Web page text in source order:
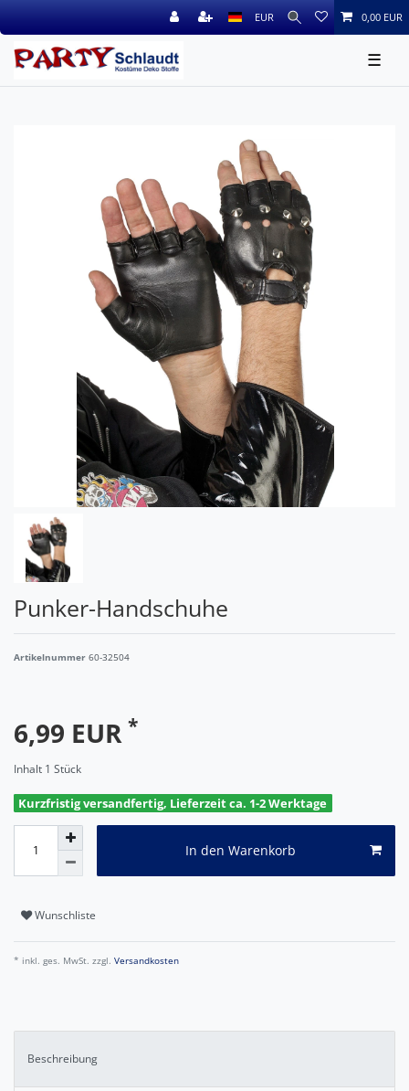
EUR 0,00 EUR
☰
Punker-Handschuhe
Artikelnummer 60-32504
6,99 EUR *
Inhalt 1 Stück
Kurzfristig versandfertig, Lieferzeit ca. 1-2 Werktage
In den Warenkorb
Wunschliste
* inkl. ges. MwSt. zzgl. Versandkosten
Beschreibung